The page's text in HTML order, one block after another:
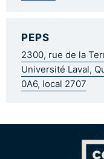
PEPS
2300, rue de la
Université Laval,
0A6, local 2707